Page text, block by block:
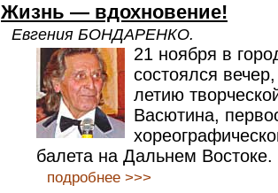
Жизнь — вдохновение!
Евгения БОНДАРЕНКО.
21 ноября в
состоялся
летию
Васютина,
балета на Дальнем Востоке.
подробнее >>>